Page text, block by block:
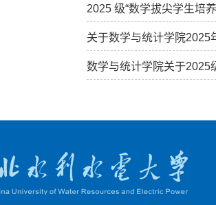
2025 级“数学拔尖学生培
关于数学与统计学院2025
数学与统计学院关于2025